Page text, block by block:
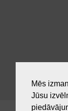
Mēs
Jūsu